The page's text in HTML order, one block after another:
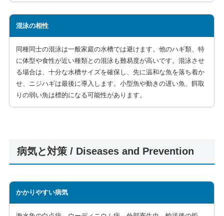
混泳の相性
同種同士の混泳は一般家庭の水槽では避けます。他のハギ類、特
に体型や食性が近い種類との混泳も難易度が高いです。混泳させ
る場合は、十分な水槽サイズを確保し、先に温和な魚を落ち着か
せ、ニジハギは最後に導入します。小型魚や動きの遅い魚、餌取
りの弱い魚は標的になる可能性があります。
病気と対策 / Diseases and Prevention
かかりやすい病気